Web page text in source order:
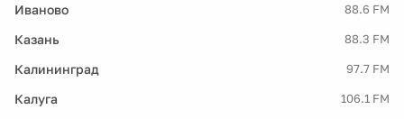
Иваново 88.6 FM
Казань 88.3 FM
Калининград 97.7 FM
Калуга 106.1 FM